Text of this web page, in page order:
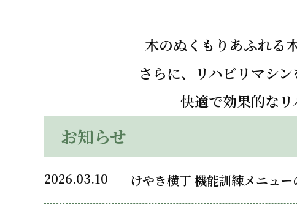
木のぬくもりあふれる
さらに、リハビリマシ
快適で効果的なリ
お知らせ
2026.03.10 けやき横丁 機能訓練メニュ